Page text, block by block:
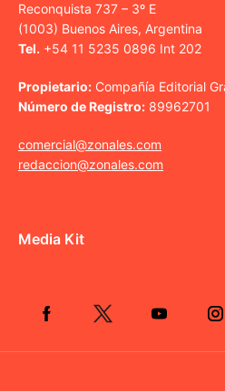
Reconquista 737 – 3º E
(1003) Buenos Aires, Argentina
Tel. +54 11 5235 0896 Int 202
Propietario: Compañía Editorial
Número de Registro: 89962701
comercial@zonales.com
redaccion@zonales.com
Media Kit